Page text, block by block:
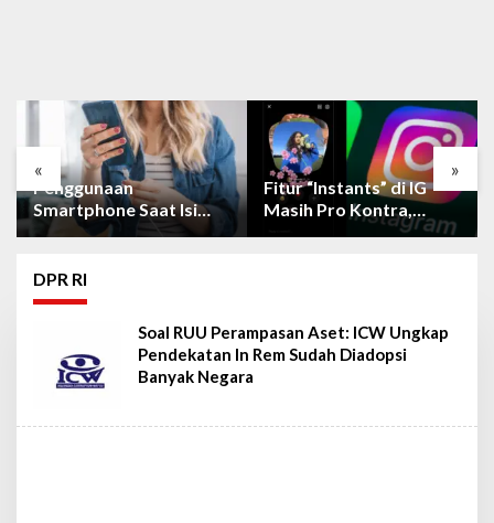
« »
Penggunaan
Smartphone Saat Isi
Daya Tidak Mudah
Ini
Fitur “Instants” di IG
Masih Pro Kontra,
DPR RI
Soal RUU Perampasan Aset: ICW Ungkap
Pendekatan In Rem Sudah Diadopsi
Banyak Negara